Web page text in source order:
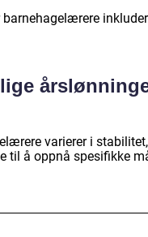
varierer i stabilitet,
til å oppnå spesifikke